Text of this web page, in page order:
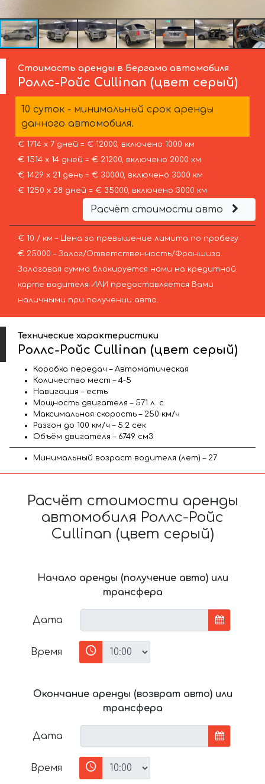
Стоимость аренды в Бергамо автомобиля
Роллс-Ройс Cullinan (цвет серый)
10 суток - минимальный срок аренды
данного автомобиля.
€ 1714 х 7 дней = € 12000, включено 1000 км
€ 1514 х 14 дней = € 21200, включено 2000 км
€ 1429 х 21 день = € 30000, включено 3000 км
€ 1250 х 28 дней = € 35000, включено 3000 км
Расчёт стоимости авто
€ 10 / км – Цена за превышение лимита по пробегу
€ 25000 – Залог/Ответственность/Франшиза.
Залоговая сумма блокируется нами на кредитной
карте водителя ИЛИ предоставляется Вами
наличными при получении авто.
Технические характеристики
Роллс-Ройс Cullinan (цвет серый)
Коробка передач – Автоматическая
Количество мест – 4-5
Навигация – есть
Мощность двигателя – 571 л. с.
Максимальная скорость – 250 км/ч
Разгон до 100 км/ч – 5.2 сек
Объём двигателя – 6749 см3
Минимальный возраст водителя (лет) – 27
Расчёт стоимости аренды
автомобиля Роллс-Ройс
Cullinan (цвет серый)
Начало аренды (получение авто) или
трансфера
Дата
Время
Окончание аренды (возврат авто) или
трансфера
Дата
Время